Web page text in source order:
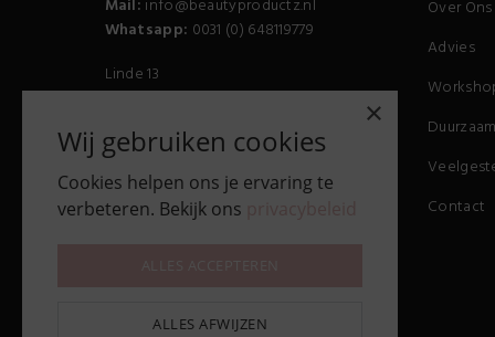
Mail: info@beautyproductz.nl
Whatsapp: 0031 (0) 648119779
Linde 13
5509 NH Veldhoven
Over Ons
Advies
Contact
×
Wij gebruiken cookies
Cookies helpen ons je ervaring te
verbeteren. Bekijk ons
ALLES AFWIJZEN